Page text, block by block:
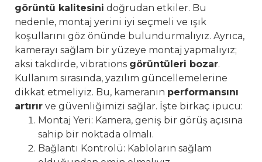
görüntü kalitesini doğrudan etkiler. Bu
nedenle, montaj yerini iyi seçmeli ve ışık
koşullarını göz önünde bulundurmalıyız. Ayrıca,
kamerayı sağlam bir yüzeye montaj yapmalıyız;
aksi takdirde, vibrations görüntüleri bozar.
Kullanım sırasında, yazılım güncellemelerine
dikkat etmeliyiz. Bu, kameranın performansını
artırır ve güvenliğimizi sağlar. İşte birkaç ipucu:
Montaj Yeri: Kamera, geniş bir görüş açısına
sahip bir noktada olmalı.
Bağlantı Kontrolü: Kabloların sağlam